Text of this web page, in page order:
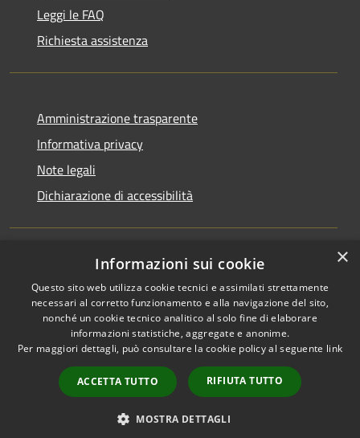
Leggi le FAQ
Richiesta assistenza
Amministrazione trasparente
Informativa privacy
Note legali
Dichiarazione di accessibilità
Accessibilità
Privacy
Mappa del sito
Cloud Office
Portale dipendenti
San Martino di Venezze •
Powered byMunicipium
Accesso redazione
×
Informazioni sui cookie
Questo sito web utilizza cookie tecnici e assimilati strettamente
necessari al corretto funzionamento e alla navigazione del sito,
nonché un cookie tecnico analitico al solo fine di elaborare
informazioni statistiche, aggregate e anonime.
Per maggiori dettagli, può consultare la cookie policy al seguente link
ACCETTA TUTTO RIFIUTA TUTTO
MOSTRA DETTAGLI